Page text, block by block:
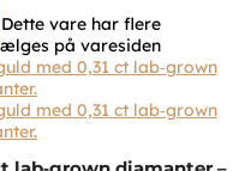
Dette vare har flere
på varesiden